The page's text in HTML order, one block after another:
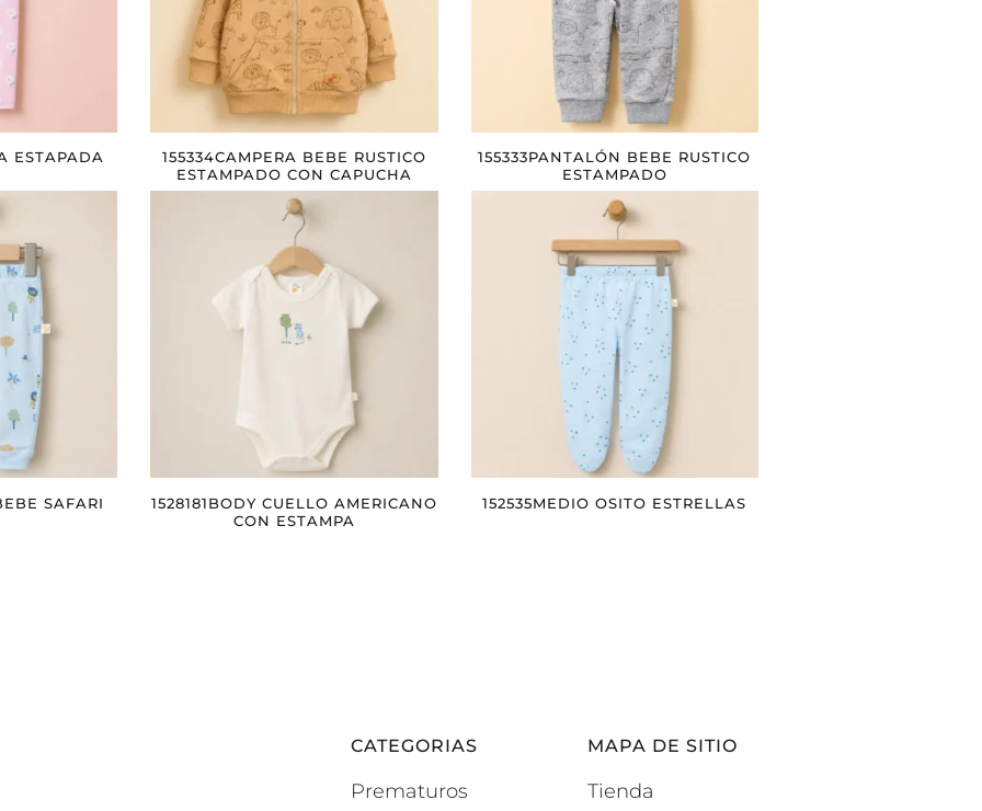
ESTAPADA
155334CAMPERA BEBE RUSTICO
ESTAMPADO CON CAPUCHA
155333PANTALÓN BEBE RUSTICO
ESTAMPADO
SAFARI
1528181BODY CUELLO AMERICANO
CON ESTAMPA
152535MEDIO OSITO ESTRELLAS
CATEGORIAS
Prematuros
MAPA DE SITIO
Tienda